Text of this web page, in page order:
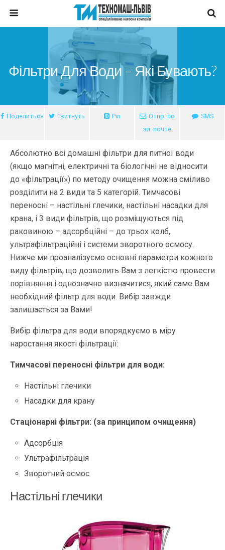
Фільтри Для Води – Які Бувають?
Поделиться Твитнуть Pin
Отпр. по
эл. почте
SMS
Абсолютно всі домашні фільтри для питної води
(якщо магнітні, електричні та біологічні не відносити
до «фільтрації») по методу очищення можна сміливо
розділити на 2 види та 5 категорій. Тимчасові
переносні – настільні глечики, настільні насадки для
крана, і 3 види фільтрів, що розміщуються під
раковиною – адсорбційні – до трьох колб,
ультрафільтраційні і системи зворотного осмосу.
Нижче ми проаналізуємо основні параметри кожного
виду фільтрів, що дозволить Вам з легкістю провести
порівняння і однозначно визначитися, який саме Вам
необхідний фільтр для води. Вибір завжди
залишається за Вами!
Вибір фільтра для води впорядкуємо в міру
наростання якості фільтрації:
Тимчасові переносні фільтри для води:
Настільні глечики
Насадки для крану
Стаціонарні фільтри: (за принципом очищення)
Адсорбція
Ультрафільтрація
Зворотний осмос
Настільні глечики